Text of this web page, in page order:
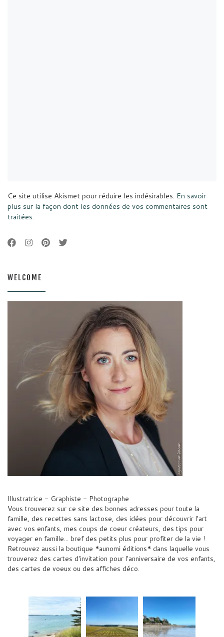
Ce site utilise Akismet pour réduire les indésirables. En savoir
plus sur la façon dont les données de vos commentaires sont
traitées.
WELCOME
Illustratrice - Graphiste - Photographe
Vous trouverez sur ce site des bonnes adresses pour toute la
famille, des recettes sans lactose, des idées pour découvrir l'art
avec vos enfants, mes coups de coeur créateurs, des tips pour
voyager en famille... bref des petits plus pour profiter de la vie !
Retrouvez aussi la boutique *aunomi éditions* dans laquelle vous
trouverez des cartes d'invitation pour l'anniversaire de vos enfants,
des cartes de voeux ou des affiches déco.